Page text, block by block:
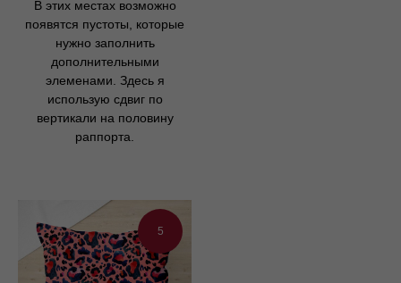
В этих местах возможно
появятся пустоты, которые
нужно заполнить
дополнительными
элеменами. Здесь я
использую сдвиг по
вертикали на половину
раппорта.
5